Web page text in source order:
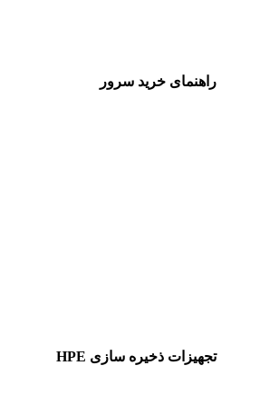
راهنمای خرید سرور
تجهیزات ذخیره سازی HPE